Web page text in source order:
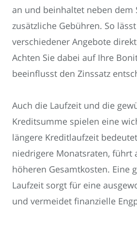
an und beinhaltet neben dem
zusätzliche Gebühren. So
verschiedener Angebote
Achten Sie dabei auf Ihre
beeinflusst den Zinssatz
Auch die Laufzeit und die
Kreditsumme spielen eine
längere Kreditlaufzeit
niedrigere Monatsraten, führt
höheren Gesamtkosten. Eine
Laufzeit sorgt für eine
und vermeidet finanzielle